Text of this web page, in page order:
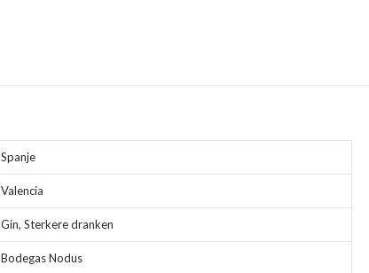
Spanje
Valencia
Gin, Sterkere dranken
Bodegas Nodus